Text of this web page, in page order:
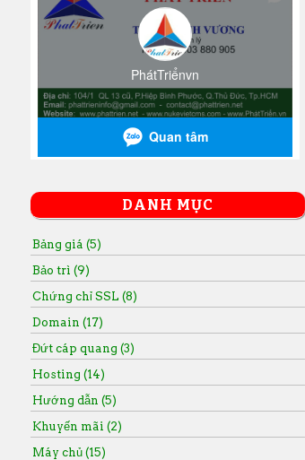
DANH MỤC
Bảng giá (5)
Bảo trì (9)
Chứng chỉ SSL (8)
Domain (17)
Đứt cáp quang (3)
Hosting (14)
Hướng dẫn (5)
Khuyến mãi (2)
Máy chủ (15)